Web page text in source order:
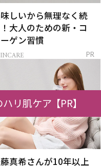
しいから無理なく続
大人のための新・コ
ゲン習慣
PR
真希さんが10年以上
リ肌ケア【PR】